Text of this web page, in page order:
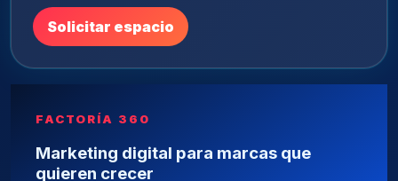
Solicitar espacio
FACTORÍA 360
Marketing digital para marcas que
quieren crecer